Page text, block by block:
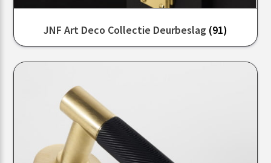
JNF Art Deco Collectie Deurbeslag (91)